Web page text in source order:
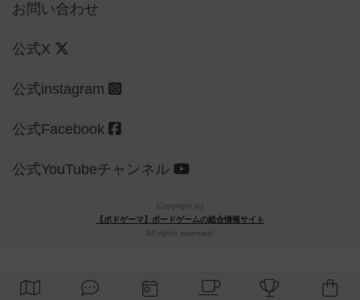
お問い合わせ
公式X
公式instagram
公式Facebook
公式YouTubeチャンネル
Copyright (c)
【ボドゲーマ】ボードゲームの総合情報サイト
All rights reserved.